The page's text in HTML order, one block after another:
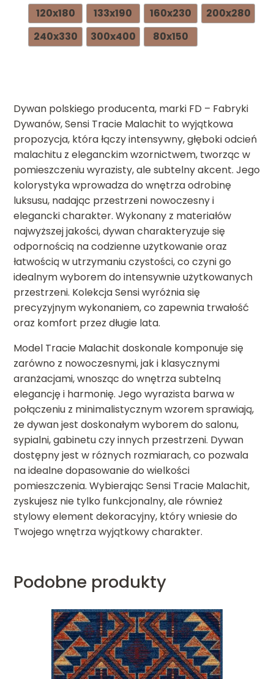
120x180 133x190 160x230
200x280
240x330
300x400 80x150
Dywan polskiego producenta, marki FD – Fabryki
Dywanów, Sensi Tracie Malachit to wyjątkowa
propozycja, która łączy intensywny, głęboki odcień
malachitu z eleganckim wzornictwem, tworząc w
pomieszczeniu wyrazisty, ale subtelny akcent. Jego
kolorystyka wprowadza do wnętrza odrobinę
luksusu, nadając przestrzeni nowoczesny i
elegancki charakter. Wykonany z materiałów
najwyższej jakości, dywan charakteryzuje się
odpornością na codzienne użytkowanie oraz
łatwością w utrzymaniu czystości, co czyni go
idealnym wyborem do intensywnie użytkowanych
przestrzeni. Kolekcja Sensi wyróżnia się
precyzyjnym wykonaniem, co zapewnia trwałość
oraz komfort przez długie lata.
Model Tracie Malachit doskonale komponuje się
zarówno z nowoczesnymi, jak i klasycznymi
aranżacjami, wnosząc do wnętrza subtelną
elegancję i harmonię. Jego wyrazista barwa w
połączeniu z minimalistycznym wzorem sprawiają,
że dywan jest doskonałym wyborem do salonu,
sypialni, gabinetu czy innych przestrzeni. Dywan
dostępny jest w różnych rozmiarach, co pozwala
na idealne dopasowanie do wielkości
pomieszczenia. Wybierając Sensi Tracie Malachit,
zyskujesz nie tylko funkcjonalny, ale również
stylowy element dekoracyjny, który wniesie do
Twojego wnętrza wyjątkowy charakter.
Podobne produkty